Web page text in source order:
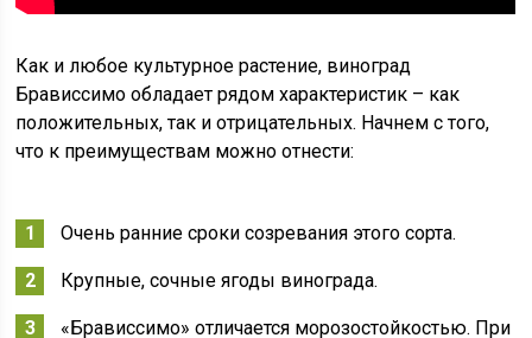
Как и любое культурное растение, виноград
Брависсимо обладает рядом характеристик – как
положительных, так и отрицательных. Начнем с того,
что к преимуществам можно отнести:
Очень ранние сроки созревания этого сорта.
Крупные, сочные ягоды винограда.
«Брависсимо» отличается морозостойкостью. При